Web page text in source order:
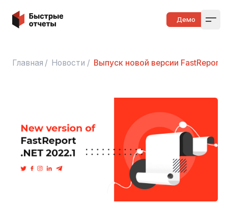
Быстрые отчеты Демо
Главная / Новости / Выпуск новой версии FastReport